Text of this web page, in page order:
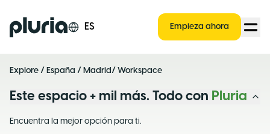
Logo Pluria ES Empieza ahora
Explore / España / Madrid/ Workspace
Este espacio + mil más. Todo con Pluria
Encuentra la mejor opción para ti.